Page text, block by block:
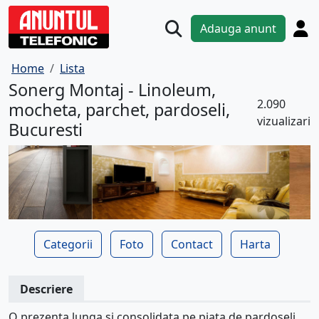
Adauga anunt
Home Lista
Sonerg Montaj - Linoleum,
mocheta, parchet, pardoseli,
Bucuresti
2.090
vizualizari
Categorii Foto Contact Harta
Descriere